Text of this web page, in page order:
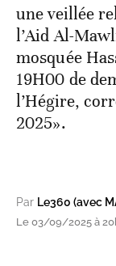
une veillée
l’Aid Al-
mosquée
19H00 de
l’Hégire,
2025».
Par Le360 (avec
Le 03/09/2025 à